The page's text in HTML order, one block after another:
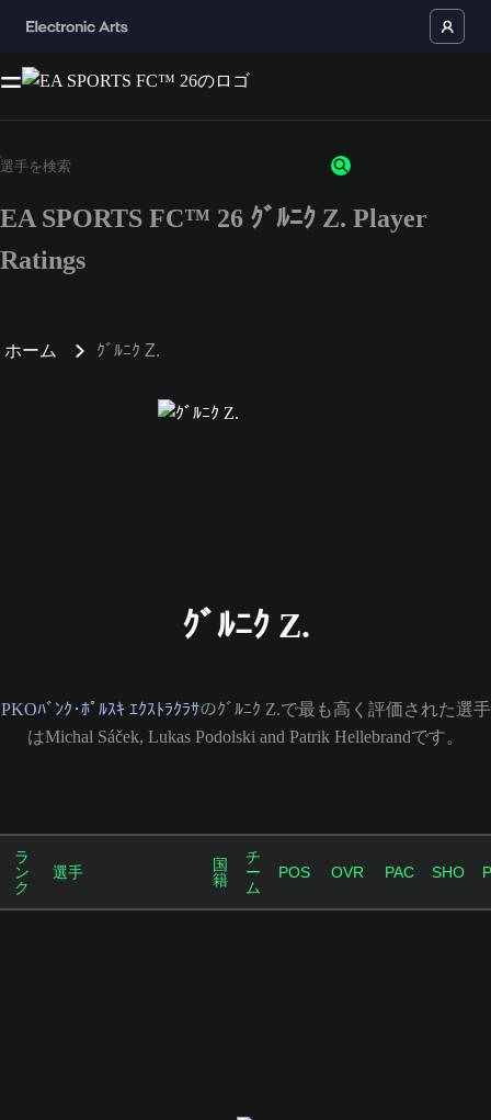
EA SPORTS FC™ 26 ｸﾞﾙﾆｸ Z. Player
Ratings
ホーム ｸﾞﾙﾆｸ Z.
ｸﾞﾙﾆｸ Z.
PKOﾊﾞﾝｸ･ﾎﾟﾙｽｷ ｴｸｽﾄﾗｸﾗｻのｸﾞﾙﾆｸ Z.で最も高く評価された選手
はMichal Sáček, Lukas Podolski and Patrik Hellebrandです。
ラ
ン
ク
選手
国
籍
チ
ー
ム
POS OVR PAC SHO